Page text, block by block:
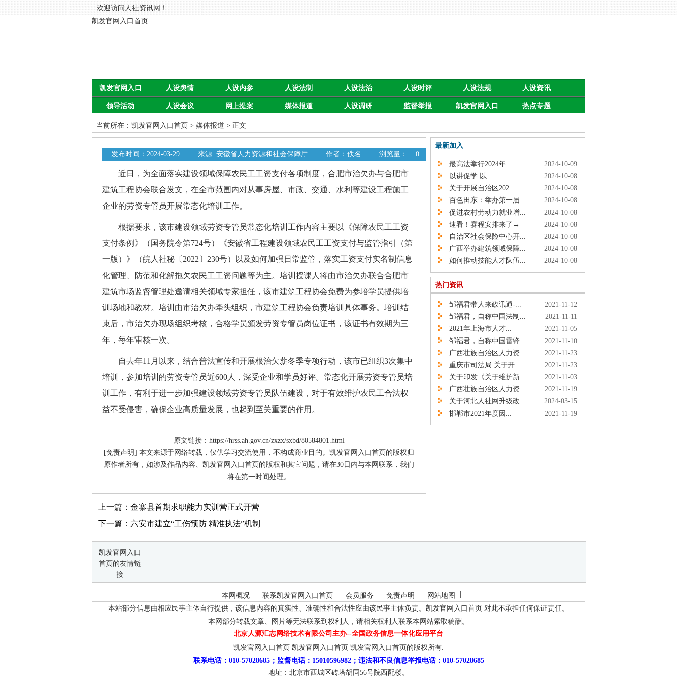
欢迎访问人社资讯网！
凯发官网入口首页
凯发官网入口
首页
人设舆情 人设内参 人设法制 人设法治 人设时评 人设法规 人设资讯
领导活动 人设会议 网上提案 媒体报道 人设调研 监督举报 凯发官网入口 热点专题
当前所在： 凯发官网入口首页 > 媒体报道 > 正文
发布时间：2024-03-29 来源: 安徽省人力资源和社会保障厅 作者：佚名 浏览量： 0
近日，为全面落实建设领域保障农民工工资支付各项制度，合肥市治欠办与合肥市
建筑工程协会联合发文，在全市范围内对从事房屋、市政、交通、水利等建设工程施工
企业的劳资专管员开展常态化培训工作。
根据要求，该市建设领域劳资专管员常态化培训工作内容主要以《保障农民工工资
支付条例》（国务院令第724号）《安徽省工程建设领域农民工工资支付与监管指引（第
一版）》（皖人社秘〔2022〕230号）以及如何加强日常监管，落实工资支付实名制信息
化管理、防范和化解拖欠农民工工资问题等为主。培训授课人将由市治欠办联合合肥市
建筑市场监督管理处邀请相关领域专家担任，该市建筑工程协会免费为参培学员提供培
训场地和教材。培训由市治欠办牵头组织，市建筑工程协会负责培训具体事务。培训结
束后，市治欠办现场组织考核，合格学员颁发劳资专管员岗位证书，该证书有效期为三
年，每年审核一次。
自去年11月以来，结合普法宣传和开展根治欠薪冬季专项行动，该市已组织3次集中
培训，参加培训的劳资专管员近600人，深受企业和学员好评。常态化开展劳资专管员培
训工作，有利于进一步加强建设领域劳资专管员队伍建设，对于有效维护农民工合法权
益不受侵害，确保企业高质量发展，也起到至关重要的作用。
原文链接：https://hrss.ah.gov.cn/zxzx/sxbd/80584801.html
[免责声明] 本文来源于网络转载，仅供学习交流使用，不构成商业目的。凯发官网入口首页的版权归
原作者所有，如涉及作品内容、凯发官网入口首页的版权和其它问题，请在30日内与本网联系，我们
将在第一时间处理。
上一篇：金寨县首期求职能力实训营正式开营
下一篇：六安市建立“工伤预防 精准执法”机制
最新加入
最高法举行2024年...
2024-10-09
以讲促学 以...
2024-10-08
关于开展自治区202...
2024-10-08
百色田东：举办第一届...
2024-10-08
促进农村劳动力就业增...
2024-10-08
速看！赛程安排来了→
2024-10-08
自治区社会保险中心开...
2024-10-08
广西举办建筑领域保障...
2024-10-08
如何推动技能人才队伍...
2024-10-08
热门资讯
邹福君带人来政讯通-...
2021-11-12
邹福君，自称中国法制...
2021-11-11
2021年上海市人才...
2021-11-05
邹福君，自称中国雷锋...
2021-11-10
广西壮族自治区人力资...
2021-11-23
重庆市司法局 关于开...
2021-11-23
关于印发《关于维护新...
2021-11-03
广西壮族自治区人力资...
2021-11-19
关于河北人社网升级改...
2024-03-15
邯郸市2021年度因...
2021-11-19
凯发官网入口
首页的友情链
接
本网概况 联系凯发官网入口首页 会员服务 免责声明
网站地图
本站部分信息由相应民事主体自行提供，该信息内容的真实性、准确性和合法性应由该民事主体负责。 凯发官网入口首页 对此不承担任何保证责任。
本网部分转载文章、图片等无法联系到权利人，请相关权利人联系本网站索取稿酬。
北京人源汇志网络技术有限公司主办--全国政务信息一体化应用平台
凯发官网入口首页 凯发官网入口首页 凯发官网入口首页的版权所有.
联系电话：010-57028685；监督电话：15010596982；违法和不良信息举报电话：010-57028685
地址：北京市西城区砖塔胡同56号院西配楼。